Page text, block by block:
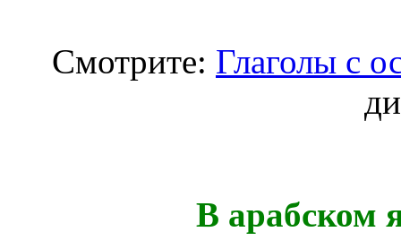
Смотрите: Глаголы с
В арабском